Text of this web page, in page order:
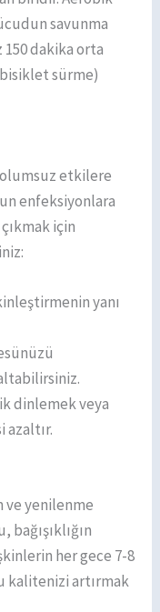
savunma
dakika orta
sürme)
olumsuz etkilere
enfeksiyonlara
için
yanı
dinlemek veya
ve yenilenme
her gece 7-8
kalitenizi artırmak